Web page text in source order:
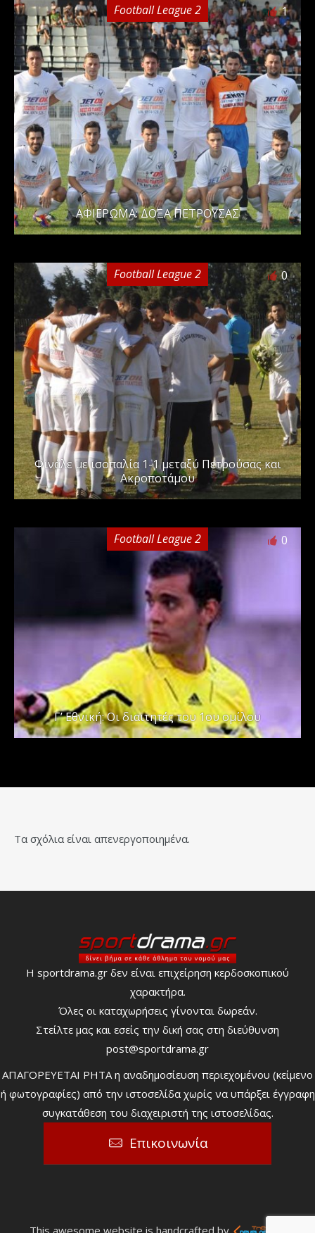
Football League 2 1
ΑΦΙΕΡΩΜΑ: ΔΟΞΑ ΠΕΤΡΟΥΣΑΣ
Football League 2 0
Φινάλε με ισοπαλία 1-1 μεταξύ Πετρούσας και
Ακροποτάμου
Football League 2 0
Γ’ Εθνική: Οι διαιτητές του 1ου ομίλου
Τα σχόλια είναι απενεργοποιημένα.
Η sportdrama.gr δεν είναι επιχείρηση κερδοσκοπικού
χαρακτήρα.
Όλες οι καταχωρήσεις γίνονται δωρεάν.
Στείλτε μας και εσείς την δική σας στη διεύθυνση
post@sportdrama.gr
ΑΠΑΓΟΡΕΥΕΤΑΙ ΡΗΤΑ η αναδημοσίευση περιεχομένου (κείμενο
ή φωτογραφίες) από την ιστοσελίδα χωρίς να υπάρξει έγγραφη
συγκατάθεση του διαχειριστή της ιστοσελίδας.
Επικοινωνία
This awesome website is handcrafted by